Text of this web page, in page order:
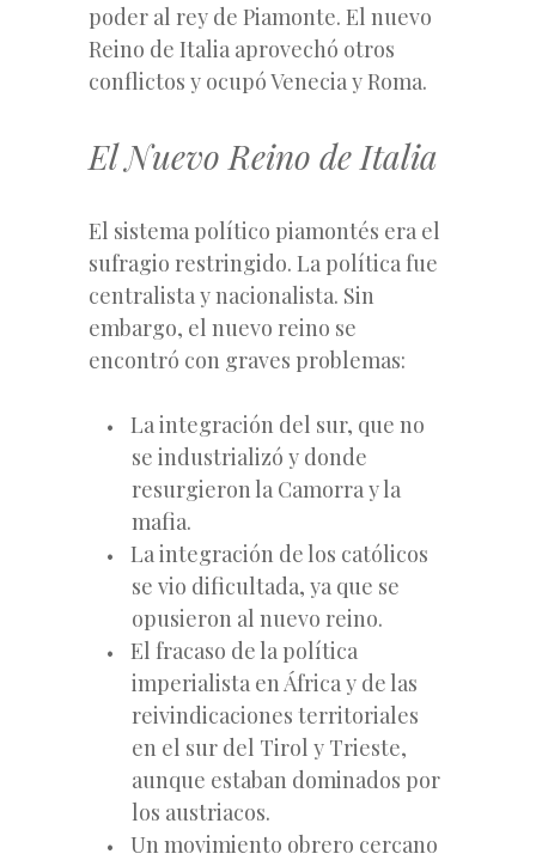
poder al rey de Piamonte. El nuevo
Reino de Italia aprovechó otros
conflictos y ocupó Venecia y Roma.
El Nuevo Reino de Italia
El sistema político piamontés era el
sufragio restringido. La política fue
centralista y nacionalista. Sin
embargo, el nuevo reino se
encontró con graves problemas:
La integración del sur, que no
se industrializó y donde
resurgieron la Camorra y la
mafia.
La integración de los católicos
se vio dificultada, ya que se
opusieron al nuevo reino.
El fracaso de la política
imperialista en África y de las
reivindicaciones territoriales
en el sur del Tirol y Trieste,
aunque estaban dominados por
los austriacos.
Un movimiento obrero cercano